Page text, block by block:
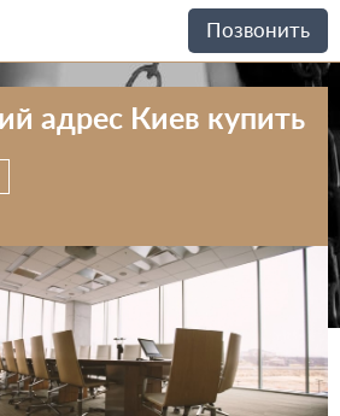
Позвонить
адрес Киев купить